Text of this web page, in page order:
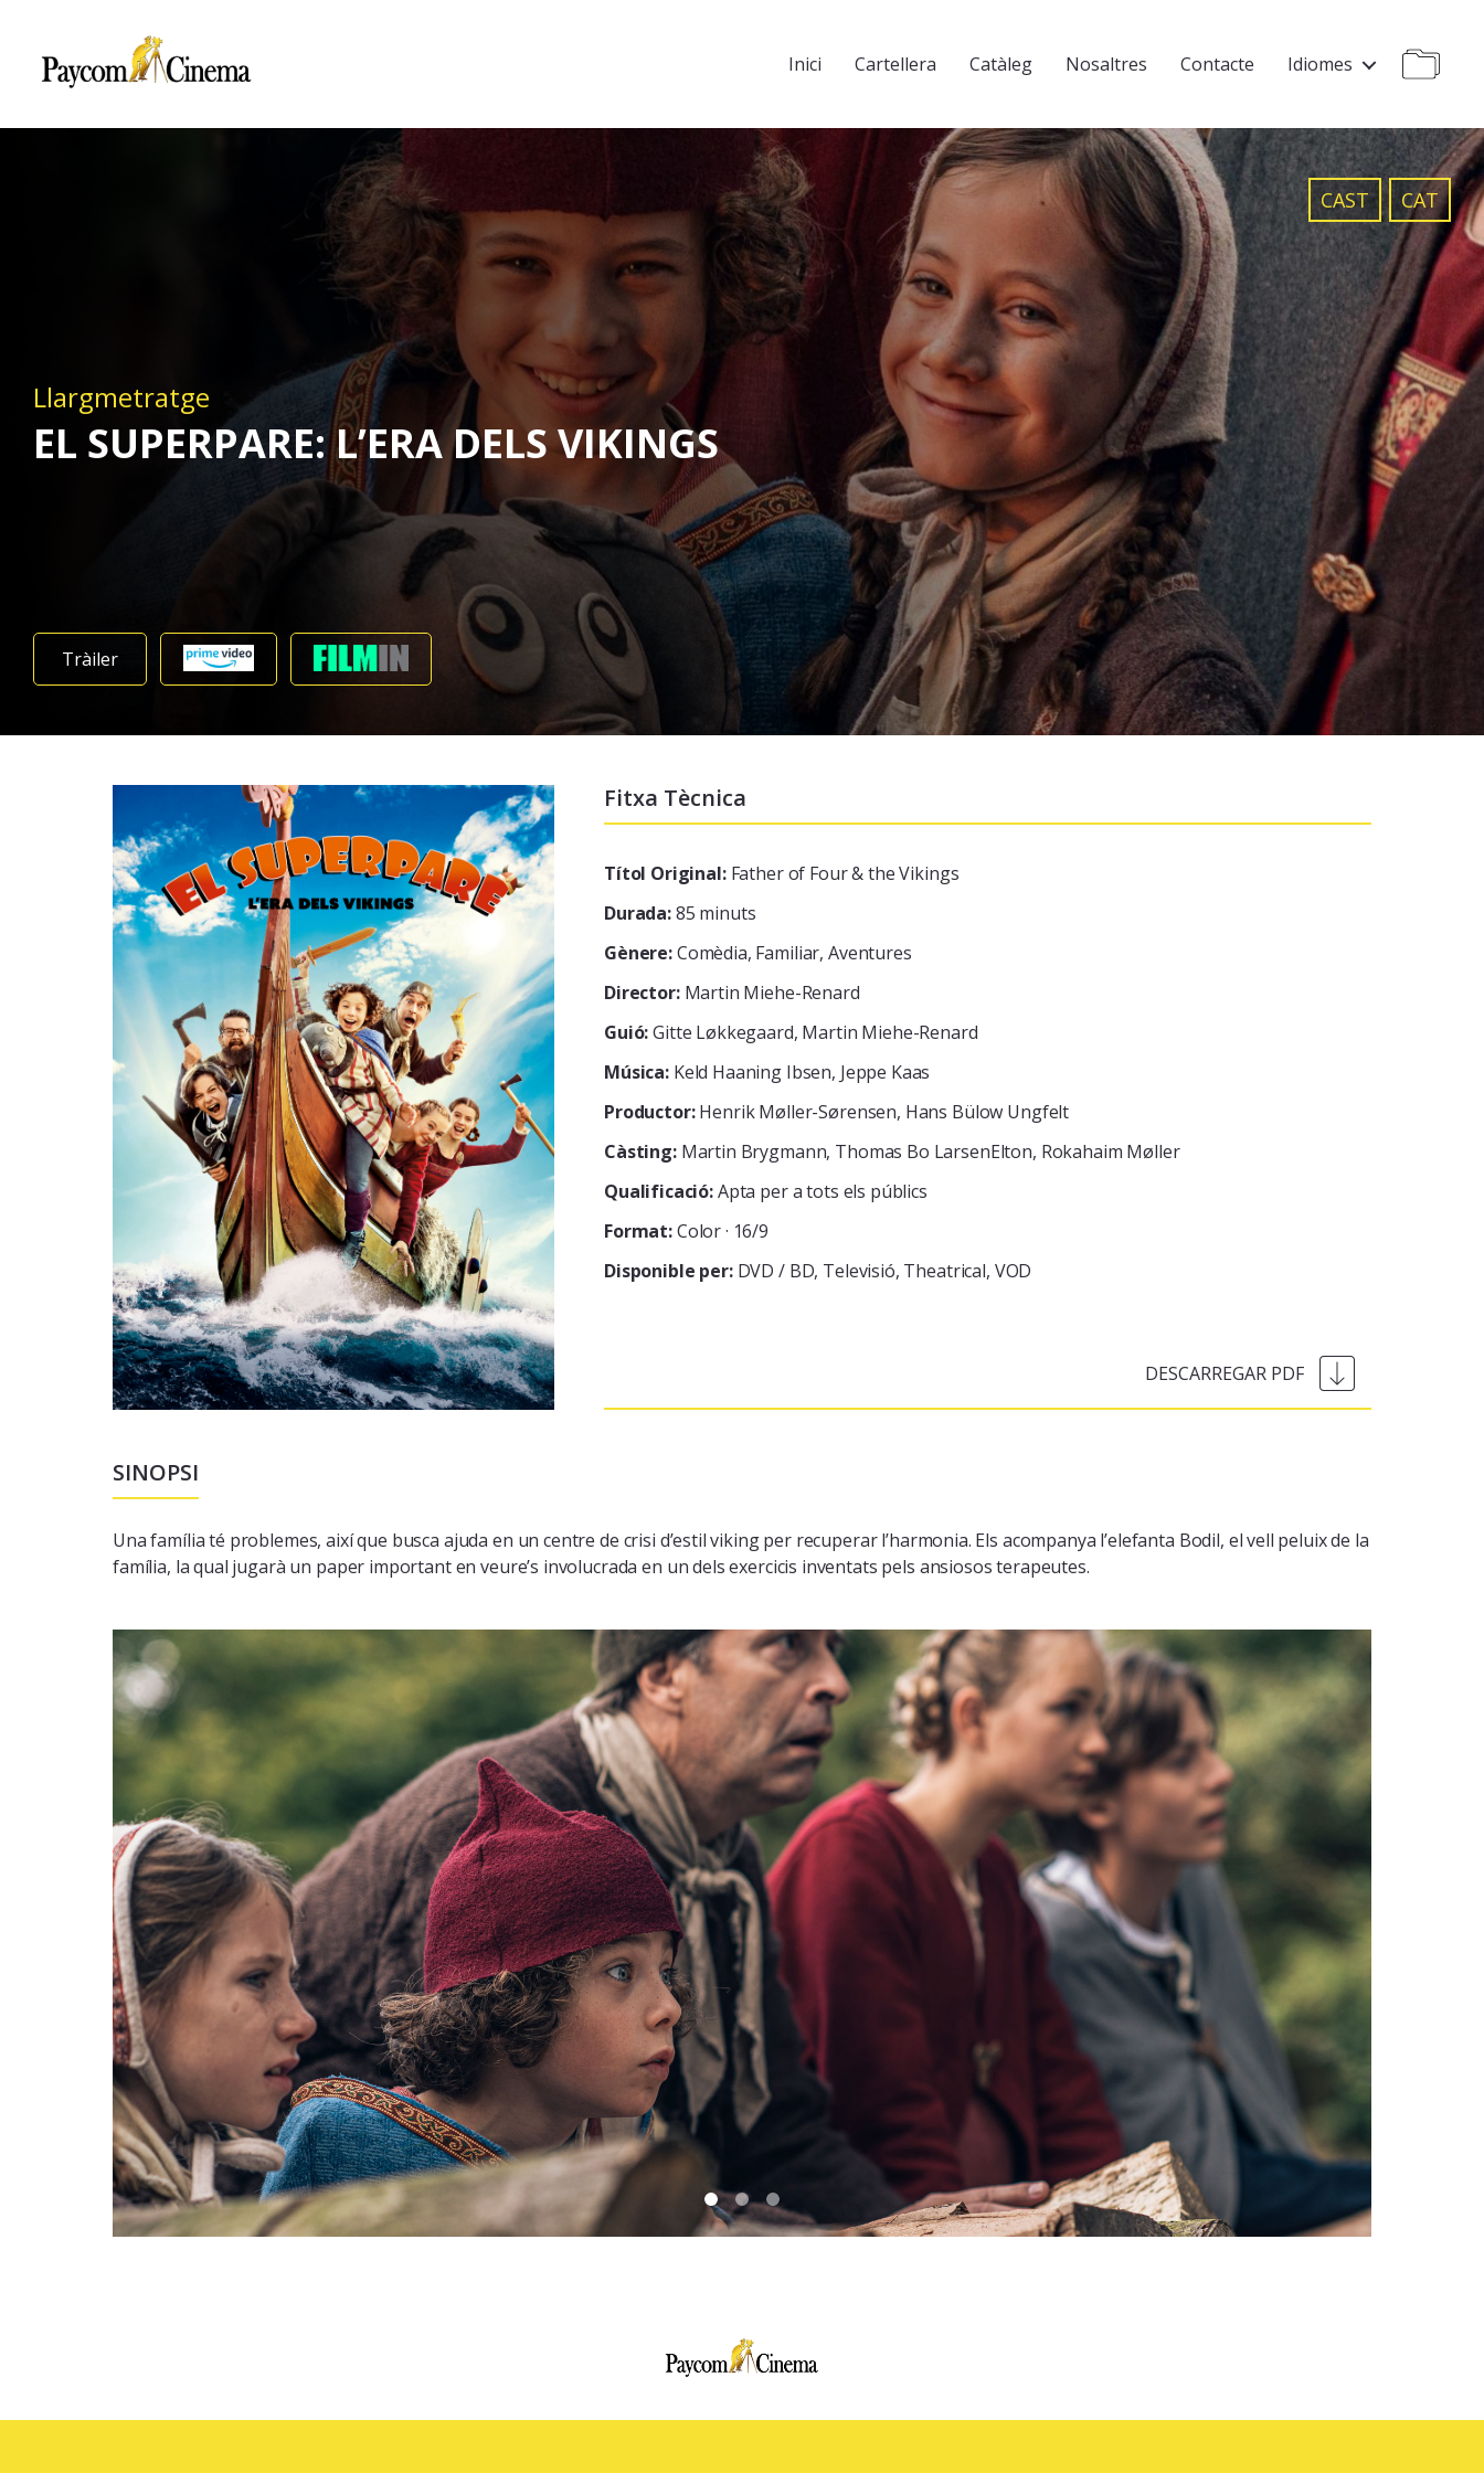
Inici Cartellera Catàleg Nosaltres Contacte Idiomes
CAST CAT
Llargmetratge
EL SUPERPARE: L’ERA DELS VIKINGS
Tràiler
Fitxa Tècnica
Títol Original:Father of Four & the Vikings
Durada:85 minuts
Gènere:Comèdia, Familiar, Aventures
Director:Martin Miehe-Renard
Guió:Gitte Løkkegaard, Martin Miehe-Renard
Música:Keld Haaning Ibsen, Jeppe Kaas
Productor:Henrik Møller-Sørensen, Hans Bülow Ungfelt
Càsting:Martin Brygmann, Thomas Bo LarsenElton, Rokahaim Møller
Qualificació:Apta per a tots els públics
Format:Color · 16/9
Disponible per: DVD / BD Televisió Theatrical VOD
SINOPSI
Una família té problemes, així que busca ajuda en un centre de crisi d’estil viking per recuperar l’harmonia. Els acompanya l’elefanta Bodil, el vell peluix de la
família, la qual jugarà un paper important en veure’s involucrada en un dels exercicis inventats pels ansiosos terapeutes.
Multimedia